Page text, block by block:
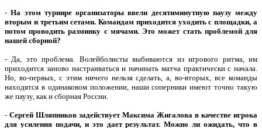
-На этом турнире организаторы ввели десятиминутную паузу между
вторым и третьим сетами. Командам приходится уходить с площадки, а
потом проводить разминку с мячами. Это может стать проблемой для
нашей сборной?
- Да, это проблема. Волейболисты выбиваются из игрового ритма, им
приходится заново настраиваться и начинать матча практически с начала.
Но, во-первых, с этим ничего нельзя сделать, а, во-вторых, все команды
находятся в одинаковом положении, наши соперники имеют точно такую
же паузу, как и сборная России.
- Сергей Шляпников задействует Максима Жигалова в качестве игрока
для усиления подачи, и это дает результат. Можно ли ожидать, что в